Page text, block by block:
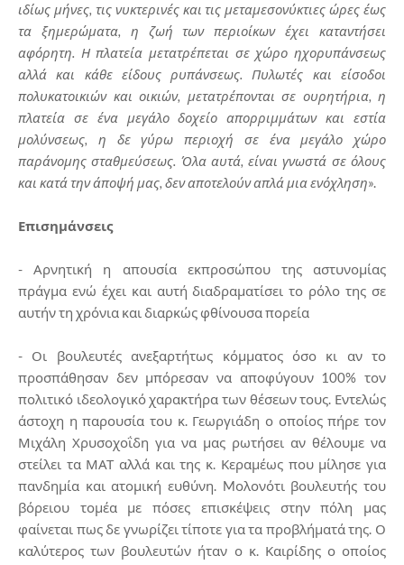
ιδίως μήνες, τις νυκτερινές και τις μεταμεσονύκτιες ώρες έως
τα ξημερώματα, η ζωή των περιοίκων έχει καταντήσει
αφόρητη. Η πλατεία μετατρέπεται σε χώρο ηχορυπάνσεως
αλλά και κάθε είδους ρυπάνσεως. Πυλωτές και είσοδοι
πολυκατοικιών και οικιών, μετατρέπονται σε ουρητήρια, η
πλατεία σε ένα μεγάλο δοχείο απορριμμάτων και εστία
μολύνσεως, η δε γύρω περιοχή σε ένα μεγάλο χώρο
παράνομης σταθμεύσεως. Όλα αυτά, είναι γνωστά σε όλους
και κατά την άποψή μας, δεν αποτελούν απλά μια ενόχληση».
Επισημάνσεις
- Αρνητική η απουσία εκπροσώπου της αστυνομίας
πράγμα ενώ έχει και αυτή διαδραματίσει το ρόλο της σε
αυτήν τη χρόνια και διαρκώς φθίνουσα πορεία
- Οι βουλευτές ανεξαρτήτως κόμματος όσο κι αν το
προσπάθησαν δεν μπόρεσαν να αποφύγουν 100% τον
πολιτικό ιδεολογικό χαρακτήρα των θέσεων τους. Εντελώς
άστοχη η παρουσία του κ. Γεωργιάδη ο οποίος πήρε τον
Μιχάλη Χρυσοχοΐδη για να μας ρωτήσει αν θέλουμε να
στείλει τα ΜΑΤ αλλά και της κ. Κεραμέως που μίλησε για
πανδημία και ατομική ευθύνη. Mολονότι βουλευτής του
βόρειου τομέα με πόσες επισκέψεις στην πόλη μας
φαίνεται πως δε γνωρίζει τίποτε για τα προβλήματά της. Ο
καλύτερος των βουλευτών ήταν ο κ. Καιρίδης ο οποίος